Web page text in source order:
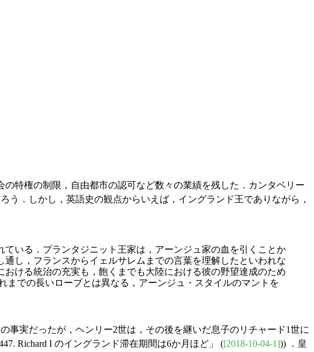
特権の制限，自由都市の認可など数々の業績を残した．カンタベリー
．しかし，英語史の観点からいえば，イングランド王でありながら，
いる．プランタジニット王家は，アーンジュ家の血を引くことか
し，フランスからイェルサレムまでの言葉を理解したといわれな
ける統治の充実も，飽くまでも大陸における彼の野望達成のため
までの長いローブとは異なる，アーンジュ・スタイルのマントを
実だったが，ヘンリー2世は，その後を継いだ息子のリチャード1世に
Richard I のイングランド滞在期間は6か月ほど」 ([2018-10-04-1])) ．皇